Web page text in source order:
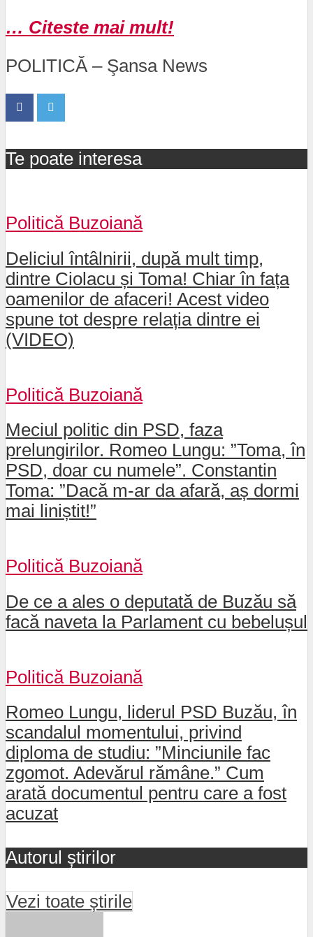
… Citeste mai mult!
POLITICĂ – Şansa News
Te poate interesa
Politică Buzoiană
Deliciul întâlnirii, după mult timp,
dintre Ciolacu și Toma! Chiar în fața
oamenilor de afaceri! Acest video
spune tot despre relația dintre ei
(VIDEO)
Politică Buzoiană
Meciul politic din PSD, faza
prelungirilor. Romeo Lungu: ”Toma, în
PSD, doar cu numele”. Constantin
Toma: ”Dacă m-ar da afară, aș dormi
mai liniștit!”
Politică Buzoiană
De ce a ales o deputată de Buzău să
facă naveta la Parlament cu bebelușul
Politică Buzoiană
Romeo Lungu, liderul PSD Buzău, în
scandalul momentului, privind
diploma de studiu: ”Minciunile fac
zgomot. Adevărul rămâne.” Cum
arată documentul pentru care a fost
acuzat
Autorul știrilor
Vezi toate știrile